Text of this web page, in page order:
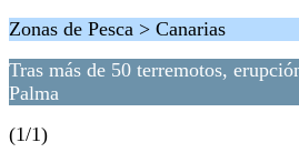
Zonas de Pesca > Canarias
Tras más de 50 terremotos,
Palma
(1/1)